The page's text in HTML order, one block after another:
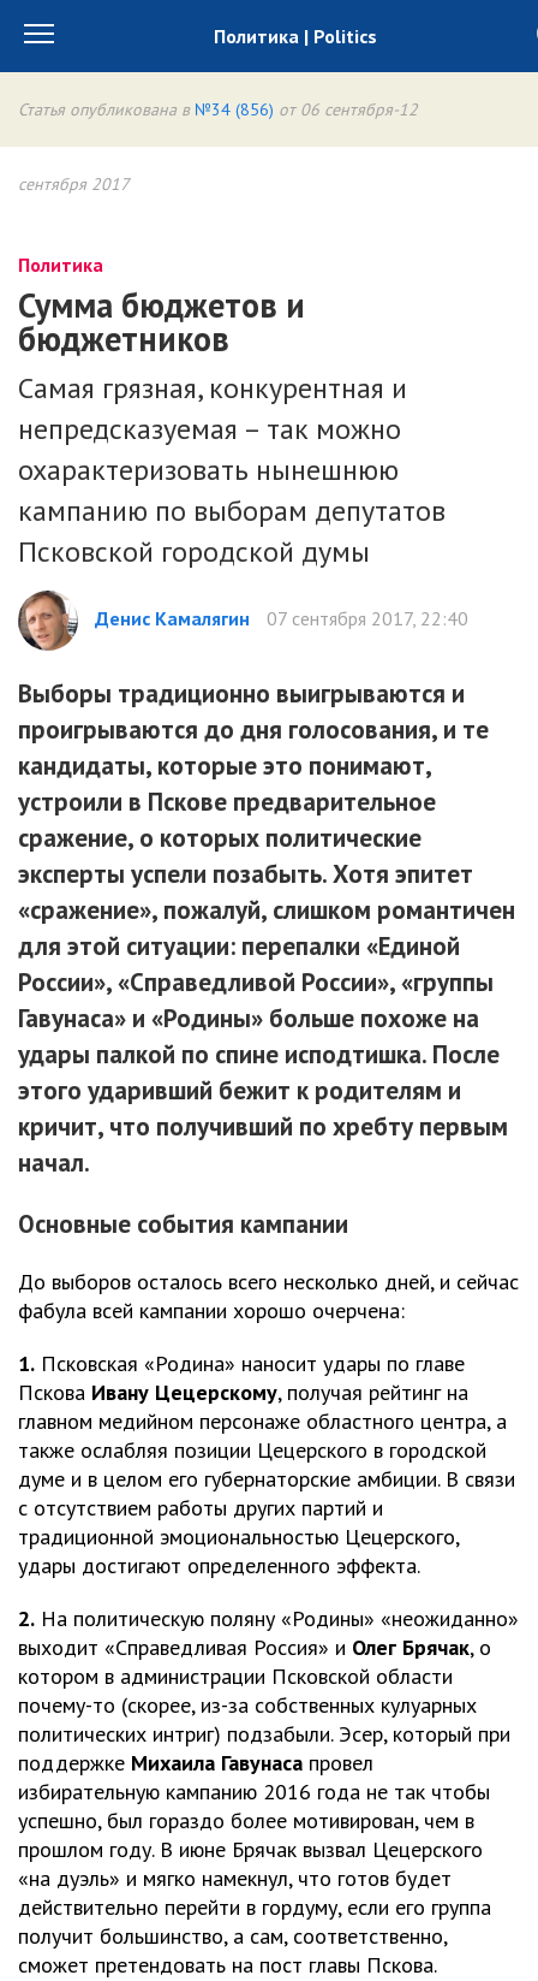
Политика | Politics
Статья опубликована в №34 (856) от 06 сентября-12
сентября 2017
Политика
Сумма бюджетов и
бюджетников
Самая грязная, конкурентная и
непредсказуемая – так можно
охарактеризовать нынешнюю
кампанию по выборам депутатов
Псковской городской думы
Денис Камалягин 07 сентября 2017, 22:40
Выборы традиционно выигрываются и
проигрываются до дня голосования, и те
кандидаты, которые это понимают,
устроили в Пскове предварительное
сражение, о которых политические
эксперты успели позабыть. Хотя эпитет
«сражение», пожалуй, слишком романтичен
для этой ситуации: перепалки «Единой
России», «Справедливой России», «группы
Гавунаса» и «Родины» больше похоже на
удары палкой по спине исподтишка. После
этого ударивший бежит к родителям и
кричит, что получивший по хребту первым
начал.
Основные события кампании
До выборов осталось всего несколько дней, и сейчас
фабула всей кампании хорошо очерчена:
1. Псковская «Родина» наносит удары по главе
Пскова Ивану Цецерскому, получая рейтинг на
главном медийном персонаже областного центра, а
также ослабляя позиции Цецерского в городской
думе и в целом его губернаторские амбиции. В связи
с отсутствием работы других партий и
традиционной эмоциональностью Цецерского,
удары достигают определенного эффекта.
2. На политическую поляну «Родины» «неожиданно»
выходит «Справедливая Россия» и Олег Брячак, о
котором в администрации Псковской области
почему-то (скорее, из-за собственных кулуарных
политических интриг) подзабыли. Эсер, который при
поддержке Михаила Гавунаса провел
избирательную кампанию 2016 года не так чтобы
успешно, был гораздо более мотивирован, чем в
прошлом году. В июне Брячак вызвал Цецерского
«на дуэль» и мягко намекнул, что готов будет
действительно перейти в гордуму, если его группа
получит большинство, а сам, соответственно,
сможет претендовать на пост главы Пскова.